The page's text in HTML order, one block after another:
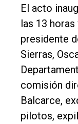
Fúnebres
Edición
Empresa
Nosotros
Contacto
El acto
las 13
presidente
Sierras,
comisión
Balcarce,
pilotos,